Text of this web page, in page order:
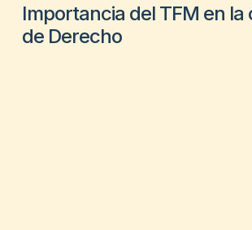
Importancia del TFM en la
de Derecho